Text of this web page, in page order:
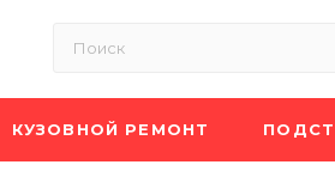
КУЗОВНОЙ РЕМОНТ